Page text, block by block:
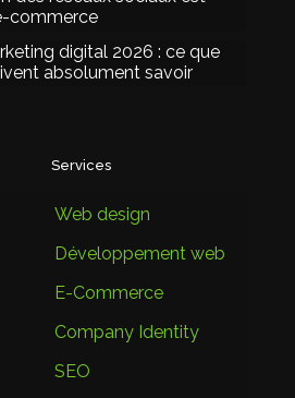
commerce
digital 2026 : ce que
absolument savoir
Services
Web design
Développement web
E-Commerce
Company Identity
SEO